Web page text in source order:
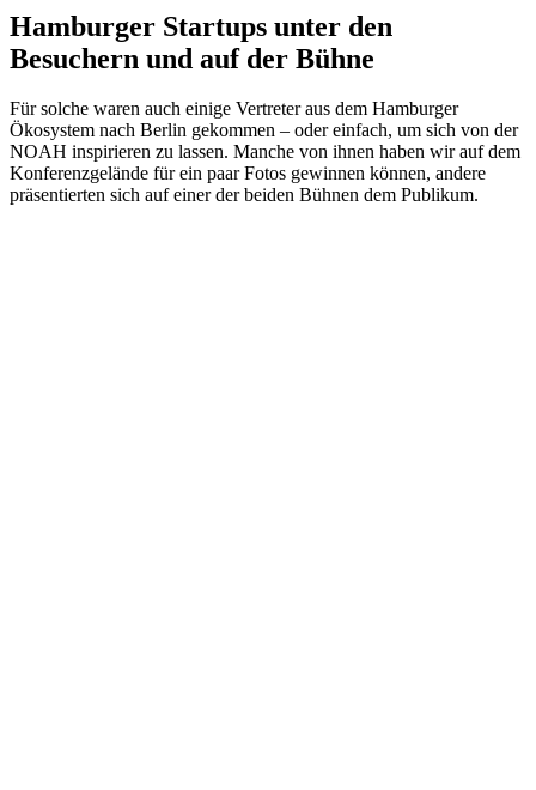
Hamburger Startups unter den
Besuchern und auf der Bühne
Für solche waren auch einige Vertreter aus dem Hamburger
Ökosystem nach Berlin gekommen – oder einfach, um sich von der
NOAH inspirieren zu lassen. Manche von ihnen haben wir auf dem
Konferenzgelände für ein paar Fotos gewinnen können, andere
präsentierten sich auf einer der beiden Bühnen dem Publikum.